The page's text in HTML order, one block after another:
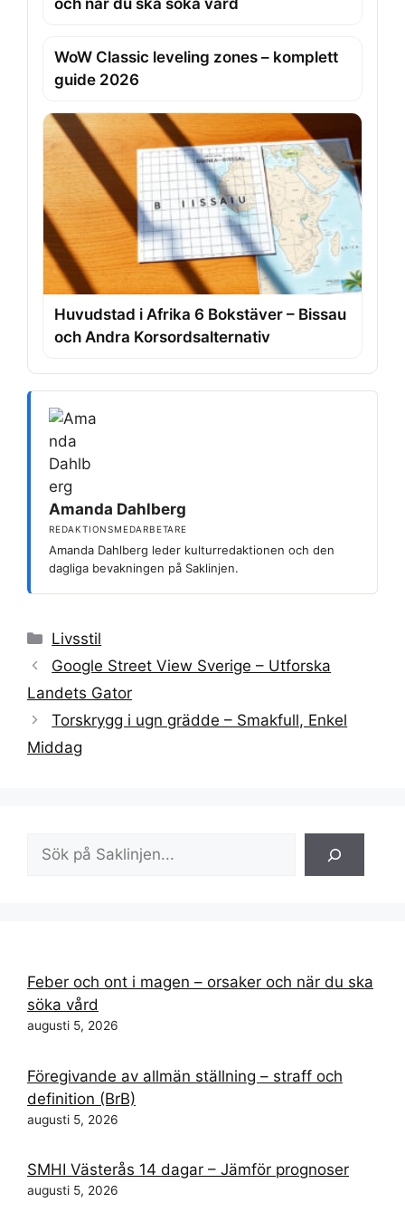
WoW Classic leveling zones – komplett
guide 2026
Huvudstad i Afrika 6 Bokstäver – Bissau
och Andra Korsordsalternativ
Amanda Dahlberg
REDAKTIONSMEDARBETARE
Amanda Dahlberg leder kulturredaktionen och den
dagliga bevakningen på Saklinjen.
Kategorier
Livsstil
Google Street View Sverige – Utforska
Landets Gator
Torskrygg i ugn grädde – Smakfull, Enkel
Middag
Sök
Feber och ont i magen – orsaker och när du ska
söka vård
augusti 5, 2026
Föregivande av allmän ställning – straff och
definition (BrB)
augusti 5, 2026
SMHI Västerås 14 dagar – Jämför prognoser
augusti 5, 2026